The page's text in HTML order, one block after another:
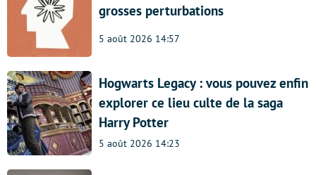
grosses perturbations
5 août 2026 14:57
Hogwarts Legacy : vous pouvez enfin
explorer ce lieu culte de la saga
Harry Potter
5 août 2026 14:23